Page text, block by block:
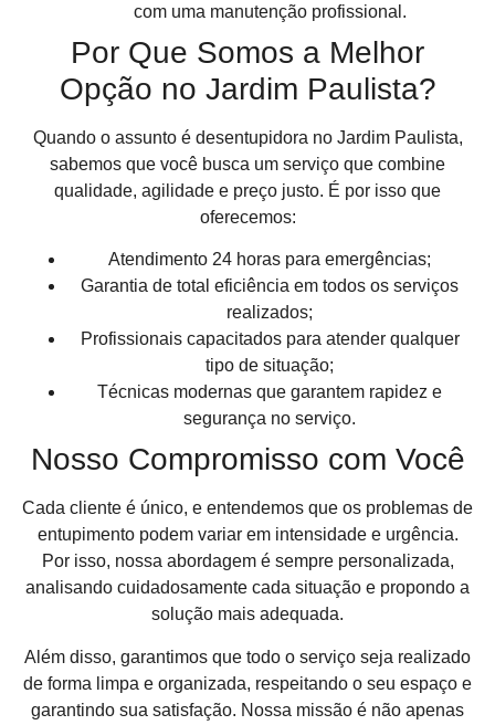
com uma manutenção profissional.
Por Que Somos a Melhor
Opção no Jardim Paulista?
Quando o assunto é desentupidora no Jardim Paulista,
sabemos que você busca um serviço que combine
qualidade, agilidade e preço justo. É por isso que
oferecemos:
Atendimento 24 horas para emergências;
Garantia de total eficiência em todos os serviços
realizados;
Profissionais capacitados para atender qualquer
tipo de situação;
Técnicas modernas que garantem rapidez e
segurança no serviço.
Nosso Compromisso com Você
Cada cliente é único, e entendemos que os problemas de
entupimento podem variar em intensidade e urgência.
Por isso, nossa abordagem é sempre personalizada,
analisando cuidadosamente cada situação e propondo a
solução mais adequada.
Além disso, garantimos que todo o serviço seja realizado
de forma limpa e organizada, respeitando o seu espaço e
garantindo sua satisfação. Nossa missão é não apenas